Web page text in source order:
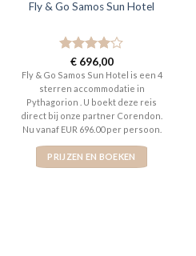
Fly & Go Samos Sun Hotel
Gewaardeerd
4uit 5
€696,00
Fly & Go Samos Sun Hotel is een 4
sterren accommodatie in
Pythagorion . U boekt deze reis
direct bij onze partner Corendon.
Nu vanaf EUR 696.00 per persoon.
PRIJZEN EN BOEKEN